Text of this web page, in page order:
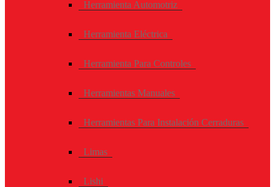
Herramienta Automotriz
Herramienta Eléctrica
Herramienta Para Controles
Herramientas Manuales
Herramientas Para Instalación Cerraduras
Limas
Lishi